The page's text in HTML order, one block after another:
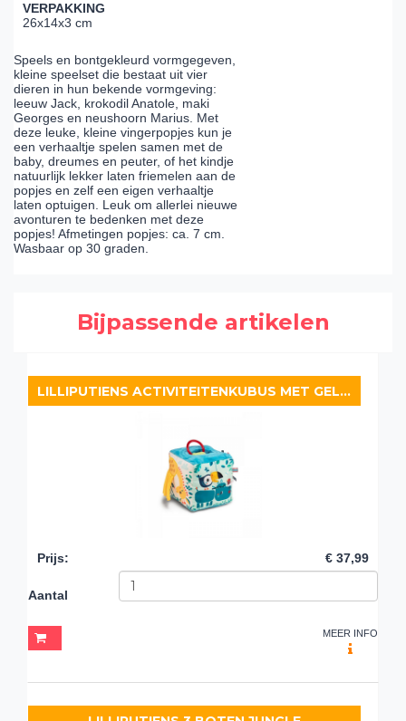
VERPAKKING
26x14x3 cm
Speels en bontgekleurd vormgegeven,
kleine speelset die bestaat uit vier
dieren in hun bekende vormgeving:
leeuw Jack, krokodil Anatole, maki
Georges en neushoorn Marius. Met
deze leuke, kleine vingerpopjes kun je
een verhaaltje spelen samen met de
baby, dreumes en peuter, of het kindje
natuurlijk lekker laten friemelen aan de
popjes en zelf een eigen verhaaltje
laten optuigen. Leuk om allerlei nieuwe
avonturen te bedenken met deze
popjes! Afmetingen popjes: ca. 7 cm.
Wasbaar op 30 graden.
Bijpassende artikelen
LILLIPUTIENS ACTIVITEITENKUBUS MET GELUID JUNGLE
Prijs: € 37,99
Aantal
MEER INFO